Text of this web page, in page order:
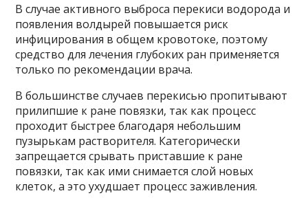
В случае активного выброса перекиси водорода и
появления волдырей повышается риск
инфицирования в общем кровотоке, поэтому
средство для лечения глубоких ран применяется
только по рекомендации врача.
В большинстве случаев перекисью пропитывают
прилипшие к ране повязки, так как процесс
проходит быстрее благодаря небольшим
пузырькам растворителя. Категорически
запрещается срывать приставшие к ране
повязки, так как ими снимается слой новых
клеток, а это ухудшает процесс заживления.